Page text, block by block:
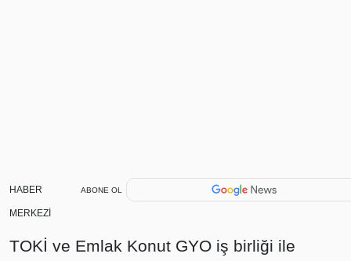
HABER
MERKEZİ
ABONE OL
TOKİ ve Emlak Konut GYO iş birliği ile